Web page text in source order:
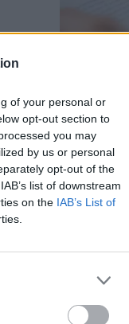
of your personal or
opt-out section to
you may
by us or personal
opt-out of the
list of downstream
on the IAB’s List of
μπορεί
σειρά
8 Αυγούστου